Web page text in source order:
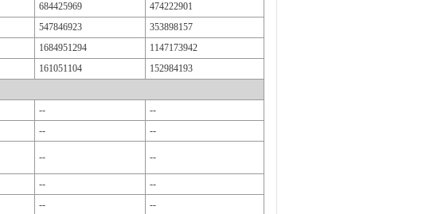
684425969
474222901
547846923
353898157
1684951294
1147173942
161051104
152984193
--
--
--
--
-- --
--
--
--
--